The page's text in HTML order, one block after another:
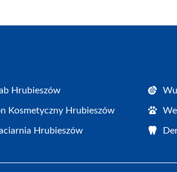
Hrubieszów
Kosmetyczny Hrubieszów
Hrubieszów